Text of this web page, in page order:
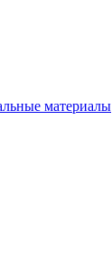
материалы